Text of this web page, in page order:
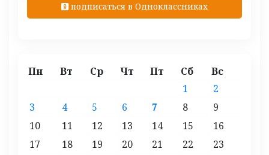
подписаться в Одноклассниках
Пн Вт Ср Чт Пт Сб Вс
1
2
3
4 5 6 7 8
9
10
11 12 13 14 15
16
17
18 19 20 21 22
23